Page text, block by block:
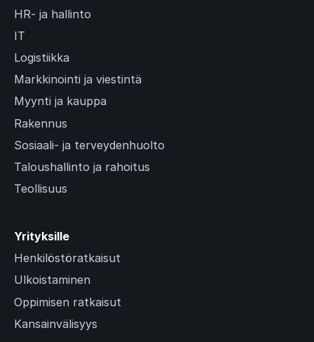
HR- ja hallinto
IT
Logistiikka
Markkinointi ja viestintä
Myynti ja kauppa
Rakennus
Sosiaali- ja terveydenhuolto
Taloushallinto ja rahoitus
Teollisuus
Yrityksille
Henkilöstöratkaisut
Ulkoistaminen
Oppimisen ratkaisut
Kansainvälisyys